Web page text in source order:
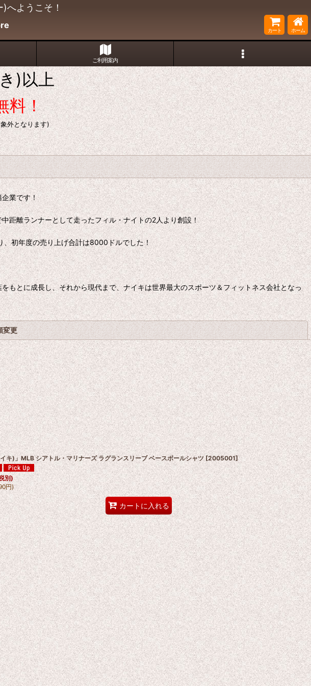
へようこそ！
カート ホーム
ご利用案内
)以上
料！
外となります)
業です！
距離ランナーとして走ったフィル・ナイトの2人より創設！
、初年度の売り上げ合計は8000ドルでした！
もとに成長し、それから現代まで、ナイキは世界最大のスポーツ＆フィットネス会社となっ
変更 閉じる
キ)」MLB シアトル・マリナーズ ラグランスリーブ ベースボールシャツ [2005001]
別)
円)
カートに入れる